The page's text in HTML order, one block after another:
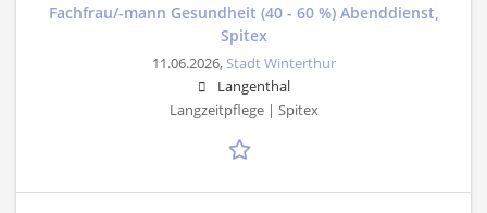
Fachfrau/-mann Gesundheit (40 - 60 %) Abenddienst,
Spitex
11.06.2026, Stadt Winterthur
Langenthal
Langzeitpflege | Spitex